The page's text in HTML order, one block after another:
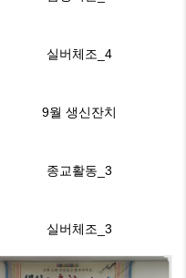
실버체조_4
9월 생신잔치
종교활동_3
실버체조_3